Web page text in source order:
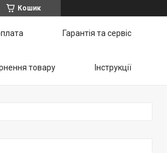
Кошик
Гарантія та сервіс
товару Інструкції